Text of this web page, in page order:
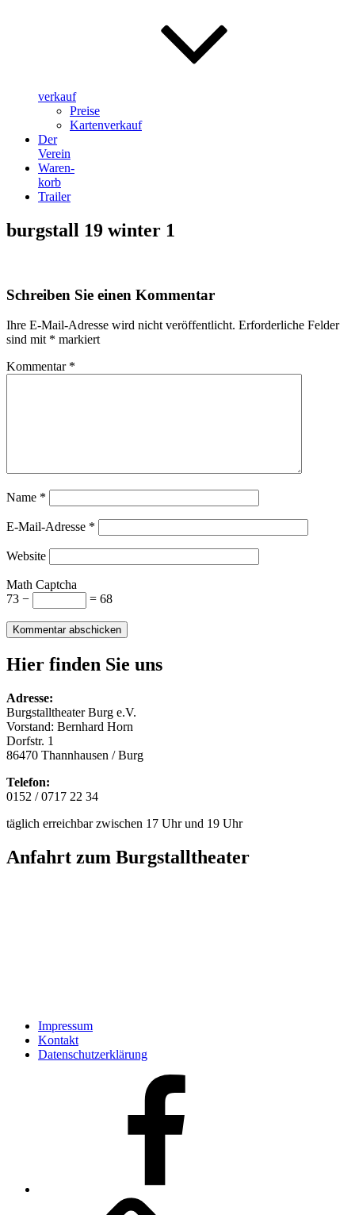
verkauf
Preise
Kartenverkauf
Der
Verein
Waren-
korb
Trailer
burgstall 19 winter 1
Schreiben Sie einen Kommentar
Ihre E-Mail-Adresse wird nicht veröffentlicht. Erforderliche Felder
sind mit * markiert
Kommentar *
Name *
E-Mail-Adresse *
Website
Math Captcha
73 −
= 68
Hier finden Sie uns
Adresse:
Burgstalltheater Burg e.V.
Vorstand: Bernhard Horn
Dorfstr. 1
86470 Thannhausen / Burg
Telefon:
0152 / 0717 22 34
täglich erreichbar zwischen 17 Uhr und 19 Uhr
Anfahrt zum Burgstalltheater
Impressum
Kontakt
Datenschutzerklärung